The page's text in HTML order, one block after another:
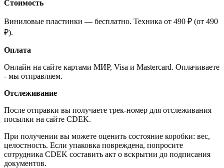
Стоимость
Виниловые пластинки — бесплатно. Техника от 490 ₽ (от 490
₽).
Оплата
Онлайн на сайте картами МИР, Visa и Mastercard. Оплачиваете
- мы отправляем.
Отслеживание
После отправки вы получаете трек-номер для отслеживания
посылки на сайте CDEK.
При получении вы можете оценить состояние коробки: вес,
целостность. Если упаковка повреждена, попросите
сотрудника CDEK составить акт о вскрытии до подписания
документов.